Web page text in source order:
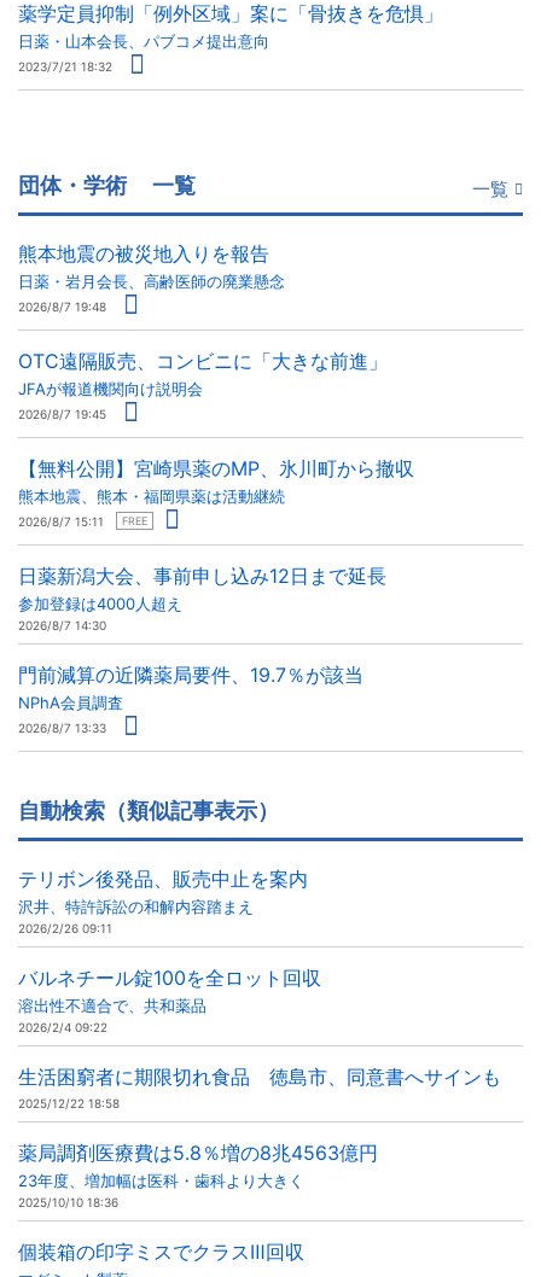
薬学定員抑制「例外区域」案に「骨抜きを危惧」
日薬・山本会長、パブコメ提出意向
2023/7/21 18:32
団体・学術 一覧 一覧
熊本地震の被災地入りを報告
日薬・岩月会長、高齢医師の廃業懸念
2026/8/7 19:48
OTC遠隔販売、コンビニに「大きな前進」
JFAが報道機関向け説明会
2026/8/7 19:45
【無料公開】宮崎県薬のMP、氷川町から撤収
熊本地震、熊本・福岡県薬は活動継続
2026/8/7 15:11 FREE
日薬新潟大会、事前申し込み12日まで延長
参加登録は4000人超え
2026/8/7 14:30
門前減算の近隣薬局要件、19.7％が該当
NPhA会員調査
2026/8/7 13:33
自動検索（類似記事表示）
テリボン後発品、販売中止を案内
沢井、特許訴訟の和解内容踏まえ
2026/2/26 09:11
バルネチール錠100を全ロット回収
溶出性不適合で、共和薬品
2026/2/4 09:22
生活困窮者に期限切れ食品 徳島市、同意書へサインも
2025/12/22 18:58
薬局調剤医療費は5.8％増の8兆4563億円
23年度、増加幅は医科・歯科より大きく
2025/10/10 18:36
個装箱の印字ミスでクラスⅢ回収